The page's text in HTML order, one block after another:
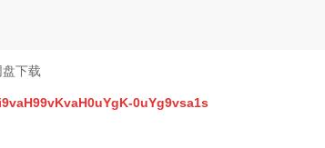
下载
0uYg9vsa1s